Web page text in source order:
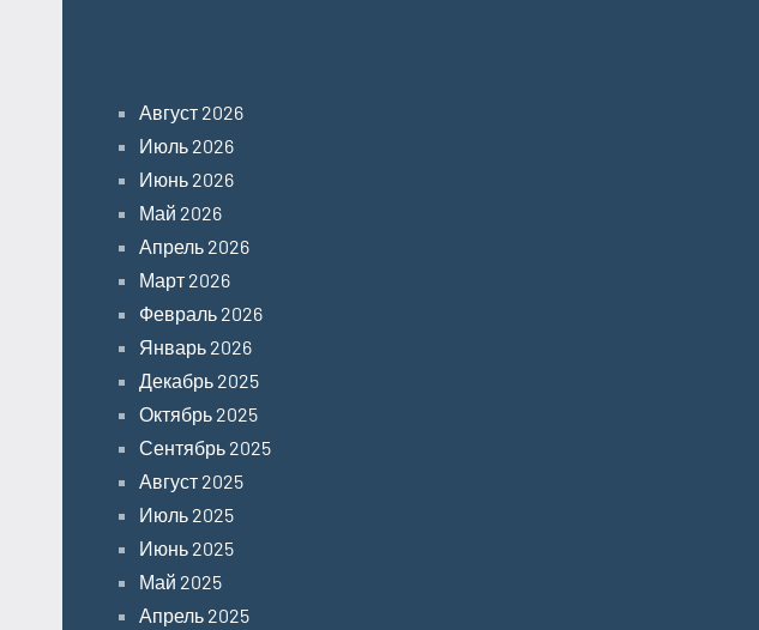
Август 2026
Июль 2026
Июнь 2026
Май 2026
Апрель 2026
Март 2026
Февраль 2026
Январь 2026
Декабрь 2025
Октябрь 2025
Сентябрь 2025
Август 2025
Июль 2025
Июнь 2025
Май 2025
Апрель 2025